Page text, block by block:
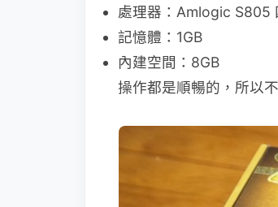
處理器：Amlogic S805
記憶體：1GB
內建空間：8GB
操作都是順暢的，所以